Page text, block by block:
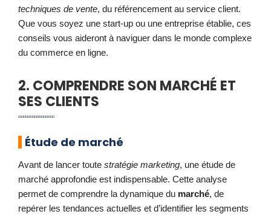
techniques de vente, du référencement au service client.
Que vous soyez une start-up ou une entreprise établie, ces
conseils vous aideront à naviguer dans le monde complexe
du commerce en ligne.
2. COMPRENDRE SON MARCHÉ ET
SES CLIENTS
Étude de marché
Avant de lancer toute stratégie marketing, une étude de
marché approfondie est indispensable. Cette analyse
permet de comprendre la dynamique du marché, de
repérer les tendances actuelles et d’identifier les segments